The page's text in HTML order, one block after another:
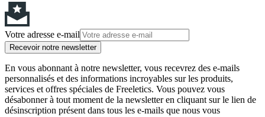
Votre adresse e-mail
Recevoir notre newsletter
En vous abonnant à notre newsletter, vous recevrez des e-mails
personnalisés et des informations incroyables sur les produits,
services et offres spéciales de Freeletics. Vous pouvez vous
désabonner à tout moment de la newsletter en cliquant sur le lien de
désinscription présent dans tous les e-mails que nous vous